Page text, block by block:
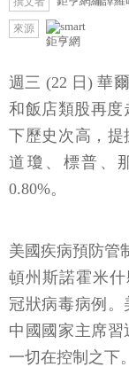
來源
鉅亨網
週三 (22 日) 華
和飯店類股再度
下歷史次高，提
道瓊、標普、
0.80%。
美國疾病預防管
頓州斯諾霍米什
冠狀病毒病例
中國國家主席
一切在控制之下。